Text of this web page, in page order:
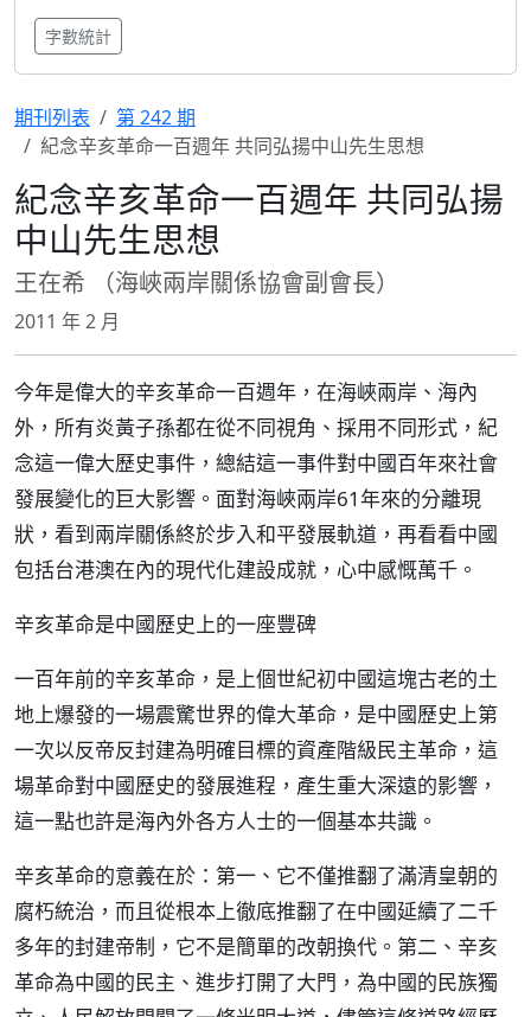
字數統計
期刊列表
第 242 期
紀念辛亥革命一百週年 共同弘揚中山先生思想
紀念辛亥革命一百週年 共同弘揚
中山先生思想
王在希 （海峽兩岸關係協會副會長）
2011 年 2 月
今年是偉大的辛亥革命一百週年，在海峽兩岸、海內
外，所有炎黃子孫都在從不同視角、採用不同形式，紀
念這一偉大歷史事件，總結這一事件對中國百年來社會
發展變化的巨大影響。面對海峽兩岸61年來的分離現
狀，看到兩岸關係終於步入和平發展軌道，再看看中國
包括台港澳在內的現代化建設成就，心中感慨萬千。
辛亥革命是中國歷史上的一座豐碑
一百年前的辛亥革命，是上個世紀初中國這塊古老的土
地上爆發的一場震驚世界的偉大革命，是中國歷史上第
一次以反帝反封建為明確目標的資產階級民主革命，這
場革命對中國歷史的發展進程，產生重大深遠的影響，
這一點也許是海內外各方人士的一個基本共識。
辛亥革命的意義在於：第一、它不僅推翻了滿清皇朝的
腐朽統治，而且從根本上徹底推翻了在中國延續了二千
多年的封建帝制，它不是簡單的改朝換代。第二、辛亥
革命為中國的民主、進步打開了大門，為中國的民族獨